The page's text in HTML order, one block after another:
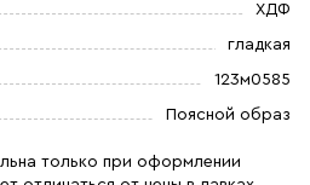
ХДФ
гладкая
123м0585
Поясной образ
только при оформлении